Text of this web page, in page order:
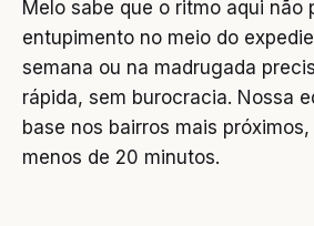
Melo sabe que o ritmo aqui não
entupimento no meio do
semana ou na madrugada
rápida, sem burocracia. Nossa
base nos bairros mais
menos de 20 minutos.